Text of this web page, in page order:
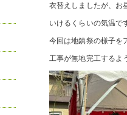
衣替えしましたが、お
いけるくらいの気温で
今回は地鎮祭の様子を
工事が無地完工するよ